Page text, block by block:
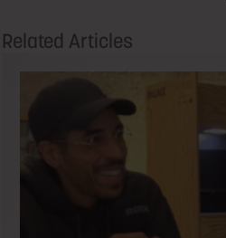
Related Articles